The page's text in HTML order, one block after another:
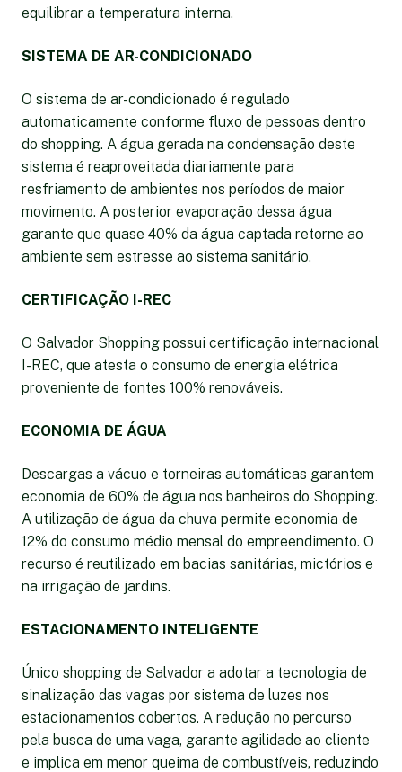
equilibrar a temperatura interna.
SISTEMA DE AR-CONDICIONADO
O sistema de ar-condicionado é regulado
automaticamente conforme fluxo de pessoas dentro
do shopping. A água gerada na condensação deste
sistema é reaproveitada diariamente para
resfriamento de ambientes nos períodos de maior
movimento. A posterior evaporação dessa água
garante que quase 40% da água captada retorne ao
ambiente sem estresse ao sistema sanitário.
CERTIFICAÇÃO I-REC
O Salvador Shopping possui certificação internacional
I-REC, que atesta o consumo de energia elétrica
proveniente de fontes 100% renováveis.
ECONOMIA DE ÁGUA
Descargas a vácuo e torneiras automáticas garantem
economia de 60% de água nos banheiros do Shopping.
A utilização de água da chuva permite economia de
12% do consumo médio mensal do empreendimento. O
recurso é reutilizado em bacias sanitárias, mictórios e
na irrigação de jardins.
ESTACIONAMENTO INTELIGENTE
Único shopping de Salvador a adotar a tecnologia de
sinalização das vagas por sistema de luzes nos
estacionamentos cobertos. A redução no percurso
pela busca de uma vaga, garante agilidade ao cliente
e implica em menor queima de combustíveis, reduzindo